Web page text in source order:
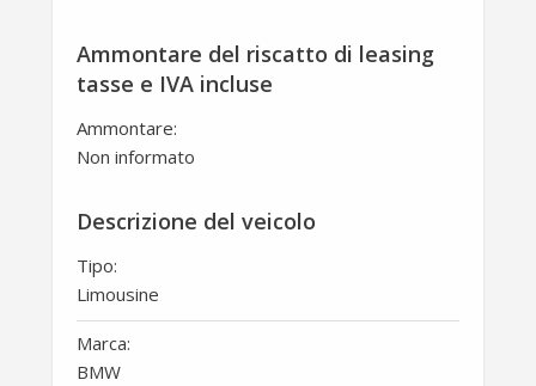
Ammontare del riscatto di leasing
tasse e IVA incluse
Ammontare:
Non informato
Descrizione del veicolo
Tipo:
Limousine
Marca:
BMW